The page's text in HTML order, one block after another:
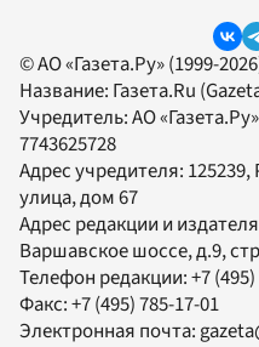
© АО «Газета.Ру» (1999-
Название: Газета.Ru
Учредитель:АО «Газета.Ру»
7743625728
Адрес учредителя:
улица, дом 67
Адрес редакции и
Варшавское шоссе, д.9,
Телефон редакции:+7
Факс:+7 (495) 785-17-01
Электронная почта: